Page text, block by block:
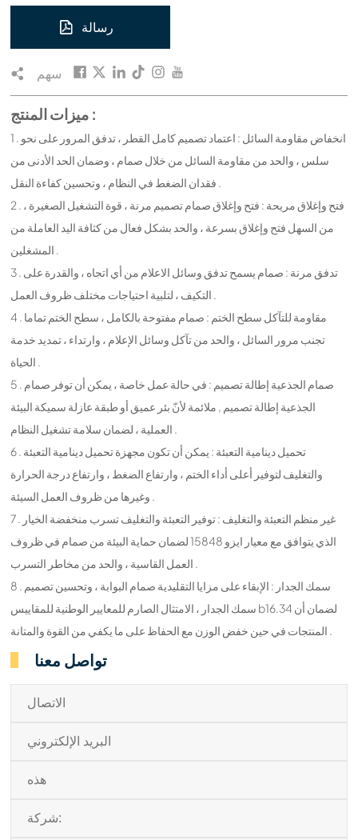
رسالة
سهم
ميزات المنتج :
1 . انخفاض مقاومة السائل : اعتماد تصميم كامل القطر ، تدفق المرور على نحو
سلس ، والحد من مقاومة السائل من خلال صمام ، وضمان الحد الأدنى من
فقدان الضغط في النظام ، وتحسين كفاءة النقل .
2 . فتح وإغلاق مريحة : فتح وإغلاق صمام تصميم مرنة ، قوة التشغيل الصغيرة ،
من السهل فتح وإغلاق بسرعة ، والحد بشكل فعال من كثافة اليد العاملة من
المشغلين .
3 . تدفق مرنة : صمام يسمح تدفق وسائل الاعلام من أي اتجاه ، والقدرة على
التكيف ، لتلبية احتياجات مختلف ظروف العمل .
4 . مقاومة للتآكل سطح الختم : صمام مفتوحة بالكامل ، سطح الختم تماما
تجنب مرور السائل ، والحد من تآكل وسائل الإعلام ، وارتداء ، تمديد خدمة
الحياة .
5 . صمام الجذعية إطالة تصميم : في حالة عمل خاصة ، يمكن أن توفر صمام
الجذعية إطالة تصميم , ملائمة لأنّ بئر عميق أو طبقة عازلة سميكة البيئة
العملية ، لضمان سلامة تشغيل النظام .
6 . تحميل دينامية التعبئة : يمكن أن تكون مجهزة تحميل دينامية التعبئة
والتغليف لتوفير أعلى أداء الختم ، وارتفاع الضغط ، وارتفاع درجة الحرارة
وغيرها من ظروف العمل السيئة .
7 . غير منظم التعبئة والتغليف : توفير التعبئة والتغليف تسرب منخفضة الخيار
الذي يتوافق مع معيار ايزو 15848 لضمان حماية البيئة من صمام في ظروف
العمل القاسية ، والحد من مخاطر التسرب .
8 . سمك الجدار : الإبقاء على مزايا التقليدية صمام البوابة ، وتحسين تصميم
سمك الجدار ، الامتثال الصارم للمعايير الوطنية للمقاييس b16.34 لضمان أن
المنتجات في حين خفض الوزن مع الحفاظ على ما يكفي من القوة والمتانة .
تواصل معنا